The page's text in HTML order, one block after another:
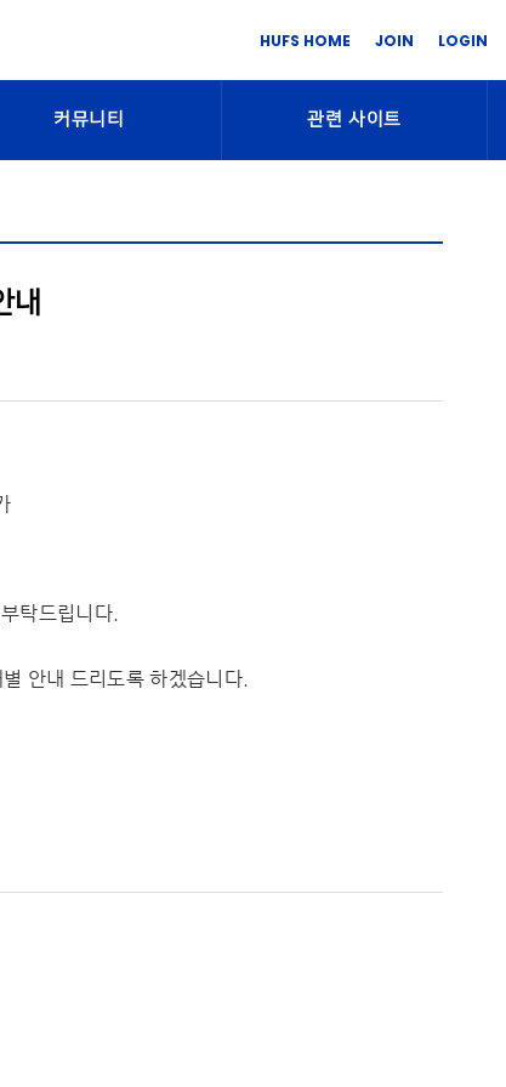
HUFS HOME JOIN LOGIN
커뮤니티 관련 사이트
내
탁드립니다.
안내 드리도록 하겠습니다.